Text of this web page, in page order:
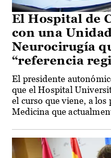
El Hospital de
con una
Neurocirugía
“referencia
El presidente
que el Hospital
el curso que viene, a
Medicina que